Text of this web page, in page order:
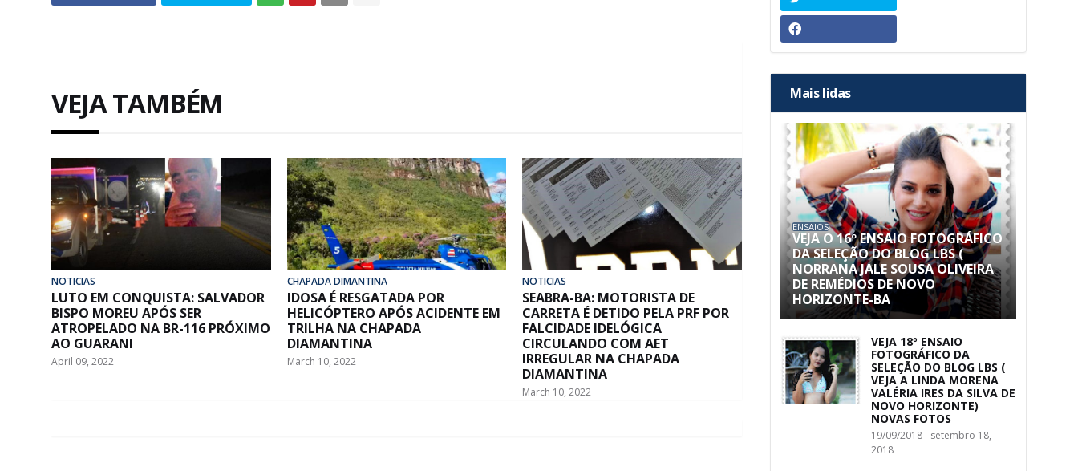
VEJA TAMBÉM
NOTICIAS
LUTO EM CONQUISTA: SALVADOR
BISPO MOREU APÓS SER
ATROPELADO NA BR-116 PRÓXIMO
AO GUARANI
April 09, 2022
CHAPADA DIMANTINA
IDOSA É RESGATADA POR
HELICÓPTERO APÓS ACIDENTE EM
TRILHA NA CHAPADA
DIAMANTINA
March 10, 2022
NOTICIAS
SEABRA-BA: MOTORISTA DE
CARRETA É DETIDO PELA PRF POR
FALCIDADE IDELÓGICA
CIRCULANDO COM AET
IRREGULAR NA CHAPADA
DIAMANTINA
March 10, 2022
Mais lidas
ENSAIOS
VEJA O 16º ENSAIO FOTOGRÁFICO
DA SELEÇÃO DO BLOG LBS (
NORRANA JALE SOUSA OLIVEIRA
DE REMÉDIOS DE NOVO
HORIZONTE-BA
VEJA 18º ENSAIO
FOTOGRÁFICO DA
SELEÇÃO DO BLOG LBS (
VEJA A LINDA MORENA
VALÉRIA IRES DA SILVA DE
NOVO HORIZONTE)
NOVAS FOTOS
19/09/2018 - setembro 18,
2018